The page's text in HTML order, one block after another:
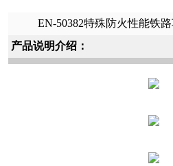
EN-50382特殊防火性能铁
产品说明介绍：